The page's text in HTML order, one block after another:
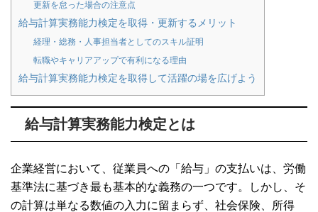
更新を怠った場合の注意点
給与計算実務能力検定を取得・更新するメリット
経理・総務・人事担当者としてのスキル証明
転職やキャリアアップで有利になる理由
給与計算実務能力検定を取得して活躍の場を広げよう
給与計算実務能力検定とは
企業経営において、従業員への「給与」の支払いは、労働
基準法に基づき最も基本的な義務の一つです。しかし、そ
の計算は単なる数値の入力に留まらず、社会保険、所得